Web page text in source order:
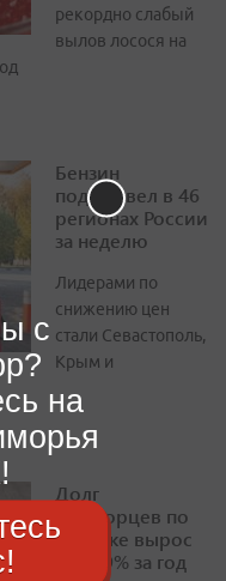
рекордно слабый
вылов лосося на
Бензин
подешевел в 46
регионах России
за неделю
Лидерами по
снижению цен
стали Севастополь,
Крым и
Долг
приморцев по
ипотеке вырос
на 10,9% за год
с
на